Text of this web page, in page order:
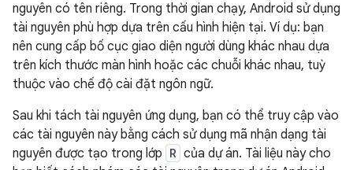
nguyên có tên riêng. Trong thời gian chạy, Android sử dụng
tài nguyên phù hợp dựa trên cấu hình hiện tại. Ví dụ: bạn
nên cung cấp bố cục giao diện người dùng khác nhau dựa
trên kích thước màn hình hoặc các chuỗi khác nhau, tuỳ
thuộc vào chế độ cài đặt ngôn ngữ.
Sau khi tách tài nguyên ứng dụng, bạn có thể truy cập vào
các tài nguyên này bằng cách sử dụng mã nhận dạng tài
nguyên được tạo trong lớp R của dự án. Tài liệu này cho